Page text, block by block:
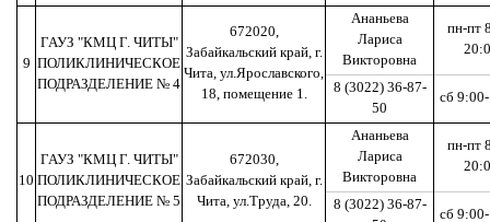
9
ГАУЗ "КМЦ Г. ЧИТЫ"
ПОЛИКЛИНИЧЕСКОЕ
ПОДРАЗДЕЛЕНИЕ № 4
672020,
Забайкальский край, г.
Чита, ул.Ярославского,
18, помещение 1.
Ананьева
Лариса
Викторовна
пн-пт
8 (3022) 36-87-
50
сб
10
ГАУЗ "КМЦ Г. ЧИТЫ"
ПОЛИКЛИНИЧЕСКОЕ
ПОДРАЗДЕЛЕНИЕ № 5
672030,
Забайкальский край, г.
Чита, ул.Труда, 20.
Ананьева
Лариса
Викторовна
пн-пт
8 (3022) 36-87-
сб